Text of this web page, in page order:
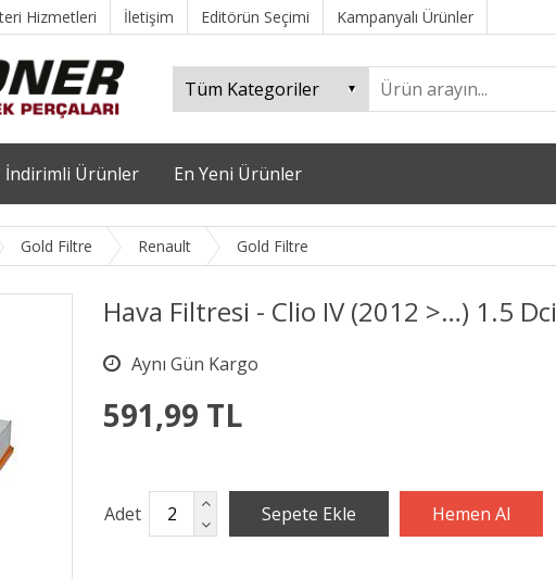
Hizmetleri İletişim Editörün Seçimi Kampanyalı Ürünler
İndirimli Ürünler En Yeni Ürünler
Gold Filtre Renault Gold Filtre
Hava Filtresi - Clio IV (2012 >…) 1.5 Dci
591,99 TL
Adet